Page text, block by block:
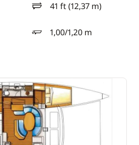
41 ft (12,37 m)
lunghezza
1,00/1,20 m
pescaggio